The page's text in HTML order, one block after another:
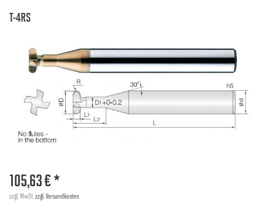
T-4RS
105,63 € *
zzgl. MwSt. zzgl. Versandkosten